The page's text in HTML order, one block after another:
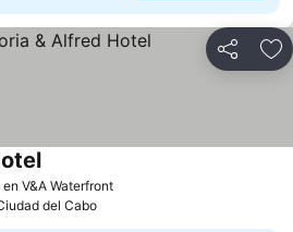
Compartir
V&A WaterfrontVer precios
Ver precios
del Cabo